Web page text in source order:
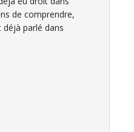
de comprendre,
déjà parlé dans